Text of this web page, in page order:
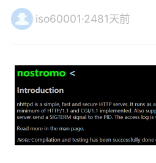
iso60001·2481天前